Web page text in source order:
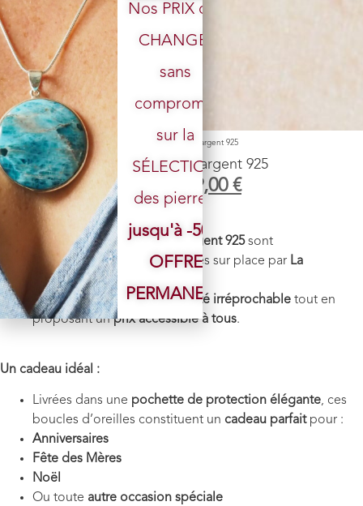
Accueil/Boutique/ Boucle d'oreille / Boucle d’oreille argent 925
Boucle d’oreille argent 925
39,00 € 29,00 €
Fabriquées en Thaïlande :
boucles d’oreilles en argent 925sont
minutieusement sélectionnées sur place par La
bijouTHÉrie.
Nous garantissons unequalité irréprochable tout en
proposant unprix accessible à tous.
Un cadeau idéal :
Livrées dans une pochette de protection élégante, ces
boucles d’oreilles constituent un cadeau parfaitpour :
Anniversaires
Fête des Mères
Noël
Ou toute autre occasion spéciale
Votre email
Nos PRIX ont
CHANGÉ,
sans
compromis
sur la
SÉLECTION
des pierres.
jusqu'à -50%
OFFRE
PERMANENTE